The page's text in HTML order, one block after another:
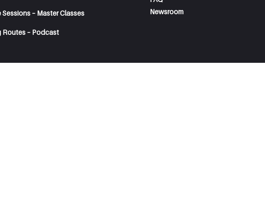
Sessions – Master Classes
Routes – Podcast
Newsroom